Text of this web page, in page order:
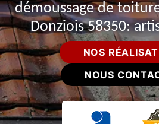
démoussage de
Donziois 58350:
NOS
NOUS